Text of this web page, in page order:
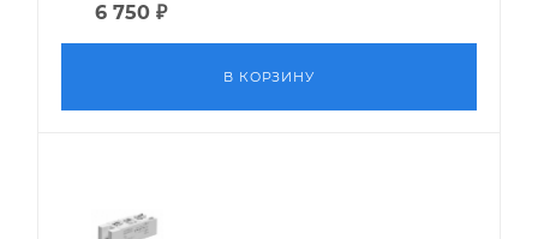
6 750 ₽
В КОРЗИНУ